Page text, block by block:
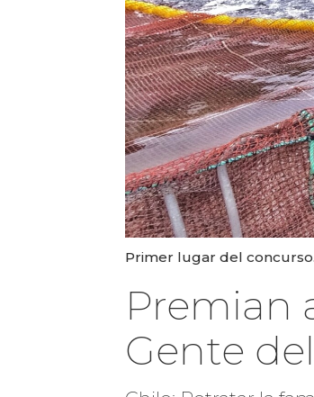
Primer lugar del
Premian
Gente